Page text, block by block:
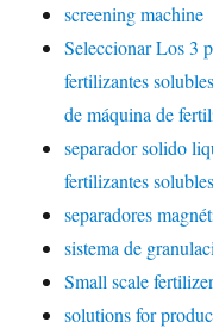
screening machine
Seleccionar Los 3
fertilizantes
de máquina de
separador solido
fertilizantes solubles
separadores
sistema de
Small scale
solutions for